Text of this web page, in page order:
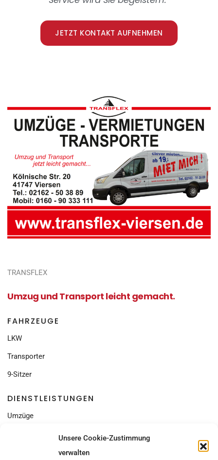
Unsere Cookie-Zustimmung
verwalten
JETZT KONTAKT AUFNEHMEN
TRANSFLEX
Umzug und Transport leicht gemacht.
FAHRZEUGE
LKW
Transporter
9-Sitzer
DIENSTLEISTUNGEN
Umzüge
Seniorenumzüge